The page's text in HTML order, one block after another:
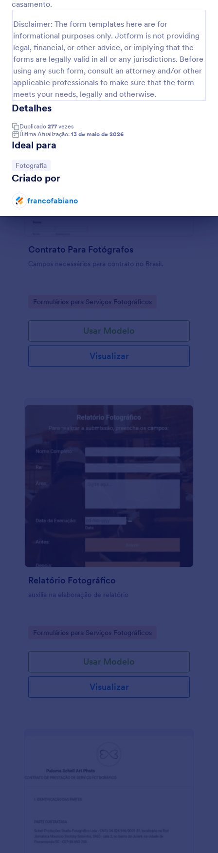
casamento.
Disclaimer: The form templates here are for
informational purposes only. Jotform is not providing
legal, financial, or other advice, or implying that the
forms are legally valid in all or any jurisdictions. Before
using any such form, consult an attorney and/or other
applicable professionals to make sure that the form
meets your needs, legally and otherwise.
Detalhes
Duplicado 277vezes
Última Atualização: 13 de maio de 2026
Ideal para
Ir para Categoria:
Fotografia
Criado por
francofabiano
Visualizar
Contrato Para Fotógrafos
Campos necessários para contrato no Brasil.
Go to Category:
Formulários para Serviços Fotográficos
Usar Modelo
Visualizar
Relatório Fotográfico
auxilia na elaboração de relatório
Go to Category:
Formulários para Serviços Fotográficos
Usar Modelo
Visualizar